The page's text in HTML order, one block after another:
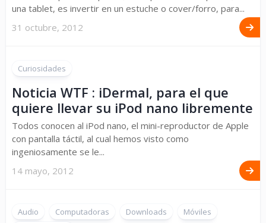
una tablet, es invertir en un estuche o cover/forro, para...
31 octubre, 2012
Curiosidades
Noticia WTF : iDermal, para el que
quiere llevar su iPod nano libremente
Todos conocen al iPod nano, el mini-reproductor de Apple
con pantalla táctil, al cual hemos visto como
ingeniosamente se le...
14 mayo, 2012
Audio Computadoras Downloads
Móviles